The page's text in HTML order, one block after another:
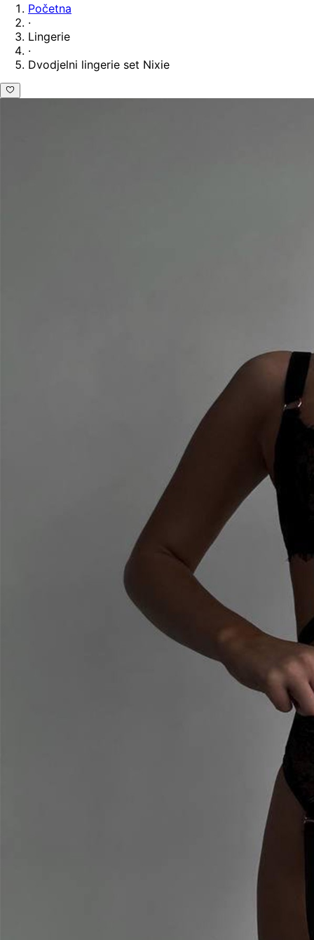
Početna
·
Lingerie
·
Dvodjelni lingerie set Nixie